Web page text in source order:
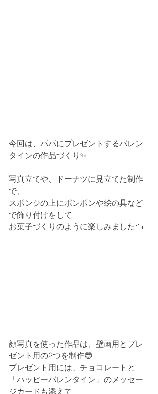
今回は、パパにプレゼントするバレン
タインの作品づくり✨
写真立てや、ドーナツに見立てた制作
で、
スポンジの上にポンポンや絵の具など
で飾り付けをして
お菓子づくりのように楽しみました🍰
顔写真を使った作品は、壁画用とプレ
ゼント用の2つを制作😎
プレゼント用には、チョコレートと
「ハッピーバレンタイン」のメッセー
ジカードも添えて